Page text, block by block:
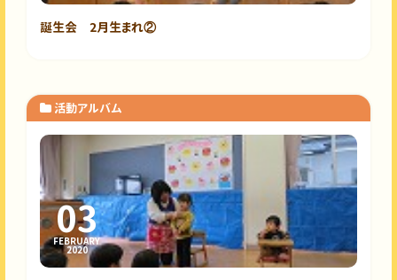
誕生会 2月生まれ②
活動アルバム
03
FEBRUARY
2020